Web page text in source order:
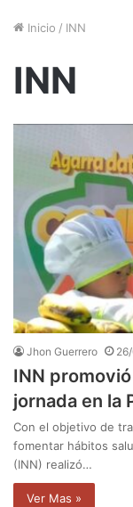
Inicio / INN
INN
Jhon Guerrero
INN promovió
jornada en la
Con el objetivo de
fomentar hábitos
(INN) realizó…
Ver Mas »